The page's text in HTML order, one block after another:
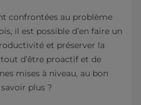
confrontées au problème
il est possible d’en faire un
et préserver la
d’être proactif et de
mises à niveau, au bon
plus ?